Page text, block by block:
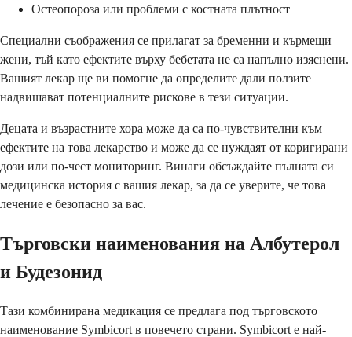
Остеопороза или проблеми с костната плътност
Специални съображения се прилагат за бременни и кърмещи
жени, тъй като ефектите върху бебетата не са напълно изяснени.
Вашият лекар ще ви помогне да определите дали ползите
надвишават потенциалните рискове в тези ситуации.
Децата и възрастните хора може да са по-чувствителни към
ефектите на това лекарство и може да се нуждаят от коригирани
дози или по-чест мониторинг. Винаги обсъждайте пълната си
медицинска история с вашия лекар, за да се уверите, че това
лечение е безопасно за вас.
Търговски наименования на Албутерол
и Будезонид
Тази комбинирана медикация се предлага под търговското
наименование Symbicort в повечето страни. Symbicort е най-